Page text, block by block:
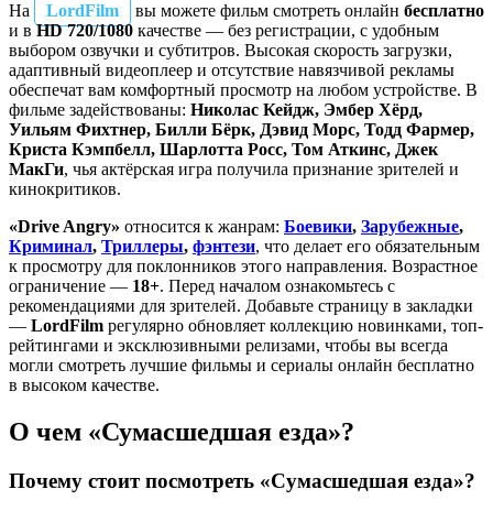
На
LordFilm вы можете фильм смотреть онлайн бесплатно
и вHD 720/1080 качестве — без регистрации, с удобным
выбором озвучки и субтитров. Высокая скорость загрузки,
адаптивный видеоплеер и отсутствие навязчивой рекламы
обеспечат вам комфортный просмотр на любом устройстве. В
фильме задействованы: Николас Кейдж, Эмбер Хёрд,
Уильям Фихтнер, Билли Бёрк, Дэвид Морс, Тодд Фармер,
Криста Кэмпбелл, Шарлотта Росс, Том Аткинс, Джек
МакГи, чья актёрская игра получила признание зрителей и
кинокритиков.
«Drive Angry» относится к жанрам: Боевики, Зарубежные,
Криминал, Триллеры, фэнтези, что делает его обязательным
к просмотру для поклонников этого направления. Возрастное
ограничение — 18+. Перед началом ознакомьтесь с
рекомендациями для зрителей. Добавьте страницу в закладки
— LordFilm регулярно обновляет коллекцию новинками, топ-
рейтингами и эксклюзивными релизами, чтобы вы всегда
могли смотреть лучшие фильмы и сериалы онлайн бесплатно
в высоком качестве.
О чем «Сумасшедшая езда»?
Почему стоит посмотреть «Сумасшедшая езда»?